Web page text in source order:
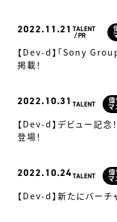
2022 11.21 TALENT
PR
【Dev-d】「Sony
掲載！
2022 10.31 TALENT マ
【Dev-d】デビュー記
登場！
2022 10.24TALENT マ
【Dev-d】新たにバーチ